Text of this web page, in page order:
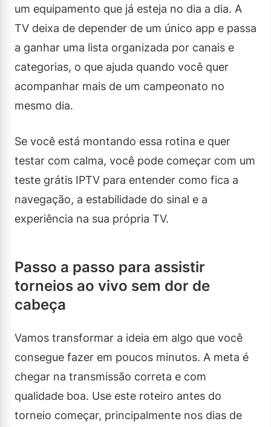
um equipamento que já esteja no dia a dia. A
TV deixa de depender de um único app e passa
a ganhar uma lista organizada por canais e
categorias, o que ajuda quando você quer
acompanhar mais de um campeonato no
mesmo dia.
Se você está montando essa rotina e quer
testar com calma, você pode começar com um
teste grátis IPTV para entender como fica a
navegação, a estabilidade do sinal e a
experiência na sua própria TV.
Passo a passo para assistir
torneios ao vivo sem dor de
cabeça
Vamos transformar a ideia em algo que você
consegue fazer em poucos minutos. A meta é
chegar na transmissão correta e com
qualidade boa. Use este roteiro antes do
torneio começar, principalmente nos dias de